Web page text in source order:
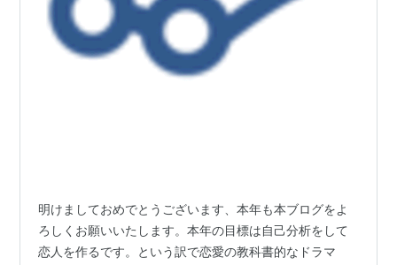
明けましておめでとうございます、本年も本ブログをよ
ろしくお願いいたします。本年の目標は自己分析をして
恋人を作るです。という訳で恋愛の教科書的なドラマ